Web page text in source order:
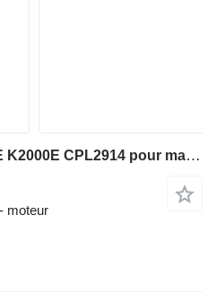
Moteur Cummins UTILISÉ K2000E CPL2914 pour matériel de TP
moteur